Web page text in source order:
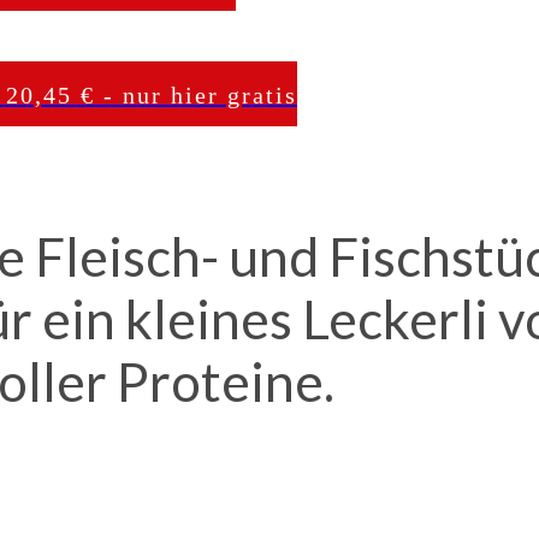
€ - nur hier gratis
Fleisch- und
ein kleines Leckerli
Proteine.